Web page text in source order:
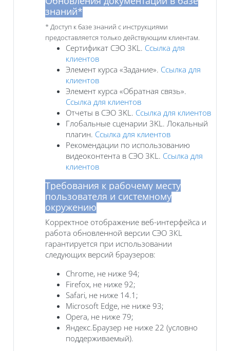
знаний*
* Доступ к базе знаний с инструкциями
предоставляется только действующим клиентам.
Сертификат СЭО 3KL. Ссылка для
клиентов
Элемент курса «Задание». Ссылка для
клиентов
Элемент курса «Обратная связь».
Ссылка для клиентов
Отчеты в СЭО 3KL. Ссылка для клиентов
Глобальные сценарии 3KL. Локальный
плагин. Ссылка для клиентов
Рекомендации по использованию
видеоконтента в СЭО 3КL. Ссылка для
клиентов
Требования к рабочему месту
пользователя и системному
окружению
Корректное отображение веб-интерфейса и
работа обновленной версии СЭО 3КL
гарантируется при использовании
следующих версий браузеров:
Chrome, не ниже 94;
Firefox, не ниже 92;
Safari, не ниже 14.1;
Microsoft Edge, не ниже 93;
Opera, не ниже 79;
Яндекс.Браузер не ниже 22 (условно
поддерживаемый).